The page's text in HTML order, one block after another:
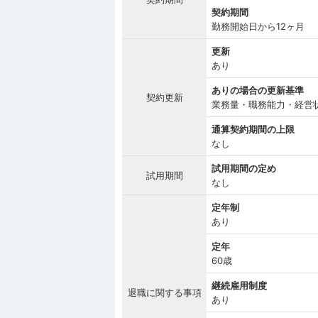
契約期間
勤務開始日から12ヶ月
契約更新
更新
あり
ありの場合の更新基準
業務量・職務能力・経営
通算契約期間の上限
なし
試用期間
試用期間の定め
なし
退職に関する事項
定年制
あり
定年
60歳
継続雇用制度
あり